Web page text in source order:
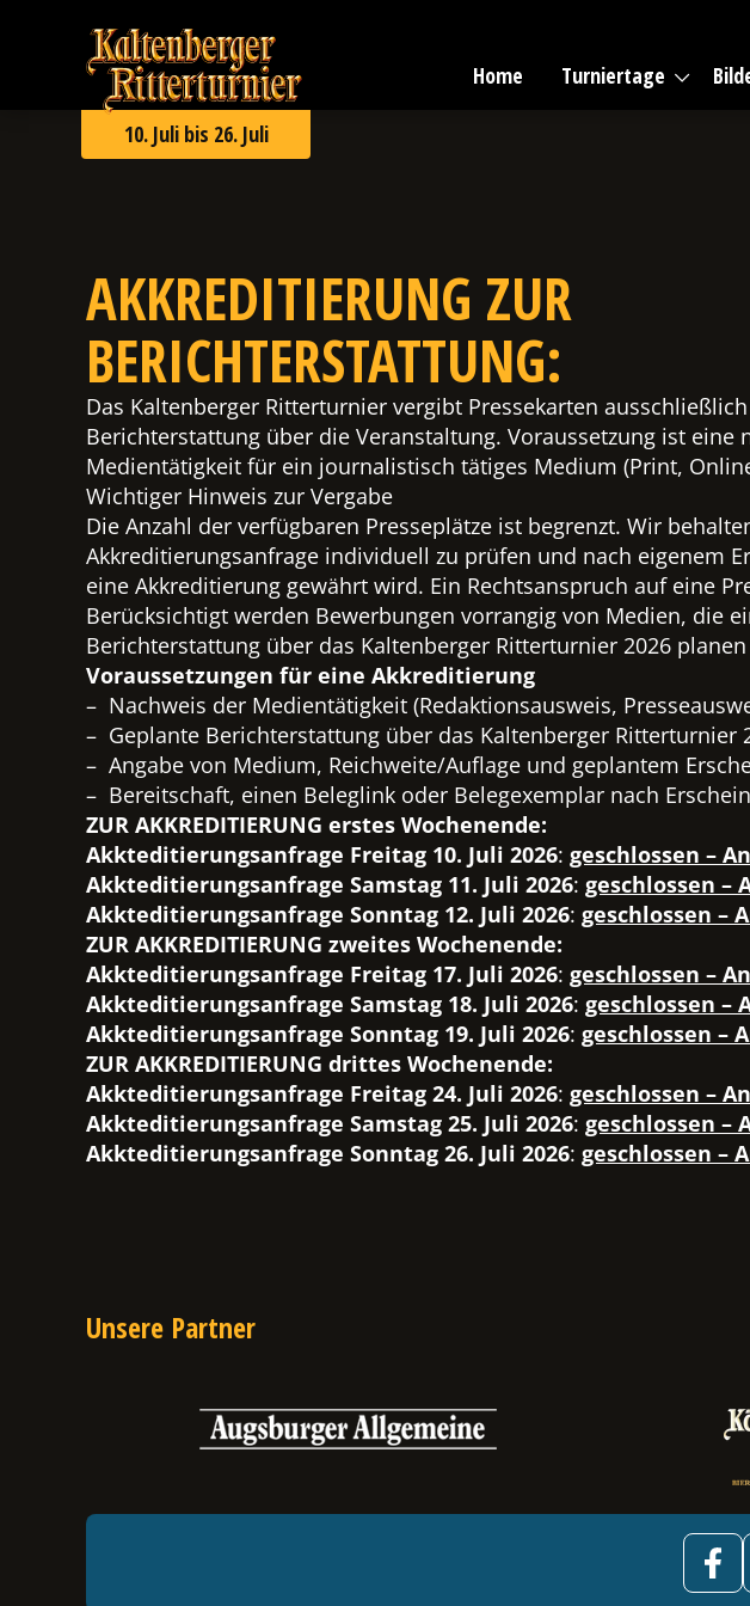
springen
Kaltenberger
Ritterturnier
2026
Home Turniertage
10. Juli bis 26. Juli
AKKREDITIERUNG ZUR
BERICHTERSTATTUNG:
Das Kaltenberger Ritterturnier vergibt Pressekarten
Berichterstattung über die Veranstaltung. Voraussetzung ist eine
Medientätigkeit für ein journalistisch tätiges Medium (Print,
Wichtiger Hinweis zur Vergabe
Die Anzahl der verfügbaren Presseplätze ist begrenzt. Wir
Akkreditierungsanfrage individuell zu prüfen und nach eigenem
eine Akkreditierung gewährt wird. Ein Rechtsanspruch auf eine
Berücksichtigt werden Bewerbungen vorrangig von Medien, die
Berichterstattung über das Kaltenberger Ritterturnier 2026
Voraussetzungen für eine Akkreditierung
– Nachweis der Medientätigkeit (Redaktionsausweis,
– Geplante Berichterstattung über das Kaltenberger Ritterturnier
– Angabe von Medium, Reichweite/Auflage und geplantem
– Bereitschaft, einen Beleglink oder Belegexemplar nach
ZUR AKKREDITIERUNG erstes Wochenende:
Akkteditierungsanfrage Freitag 10. Juli 2026: geschlossen –
Akkteditierungsanfrage Samstag 11. Juli 2026: geschlossen –
Akkteditierungsanfrage Sonntag 12. Juli 2026: geschlossen –
ZUR AKKREDITIERUNG zweites Wochenende:
Akkteditierungsanfrage Freitag 17. Juli 2026: geschlossen –
Akkteditierungsanfrage Samstag 18. Juli 2026: geschlossen –
Akkteditierungsanfrage Sonntag 19. Juli 2026: geschlossen –
ZUR AKKREDITIERUNG drittes Wochenende:
Akkteditierungsanfrage Freitag 24. Juli 2026: geschlossen –
Akkteditierungsanfrage Samstag 25. Juli 2026: geschlossen –
Akkteditierungsanfrage Sonntag 26. Juli 2026: geschlossen –
Unsere Partner